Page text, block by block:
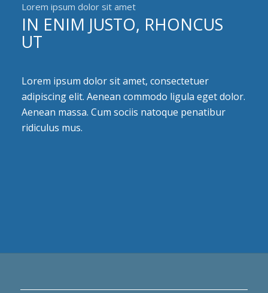
Lorem ipsum dolor sit amet
IN ENIM JUSTO, RHONCUS
UT
Lorem ipsum dolor sit amet, consectetuer
adipiscing elit. Aenean commodo ligula eget dolor.
Aenean massa. Cum sociis natoque penatibur
ridiculus mus.